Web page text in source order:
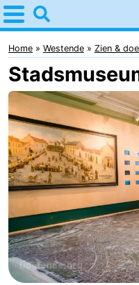
Home
Westende
Tips
Voor
kinderen
Overnachten
Appartementen
Holiday
Suites
-
Holiday
Bed
Home Westende Zien &